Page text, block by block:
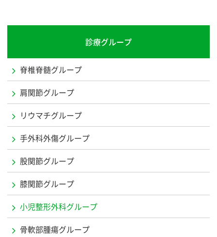
診療グループ
脊椎脊髄グループ
肩関節グループ
リウマチグループ
手外科外傷グループ
股関節グループ
膝関節グループ
小児整形外科グループ
骨軟部腫瘍グループ